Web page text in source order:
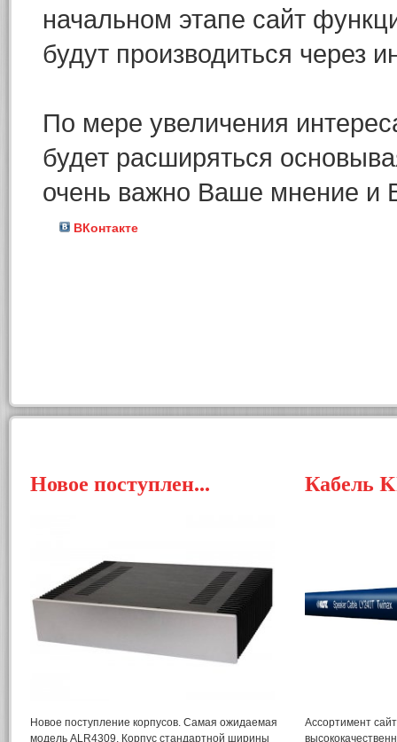
начальном этапе сайт
будут производиться через
По мере увеличения
будет расширяться
очень важно Ваше мнение и
ВКонтакте
Новое поступлен...
Новое поступление корпусов. Самая ожидаемая
модель ALR4309. Корпус стандартной ширины
Кабель
Ассортимент